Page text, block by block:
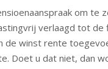
om te
verlaagd tot de
winst rente
Doet u dat niet, dan